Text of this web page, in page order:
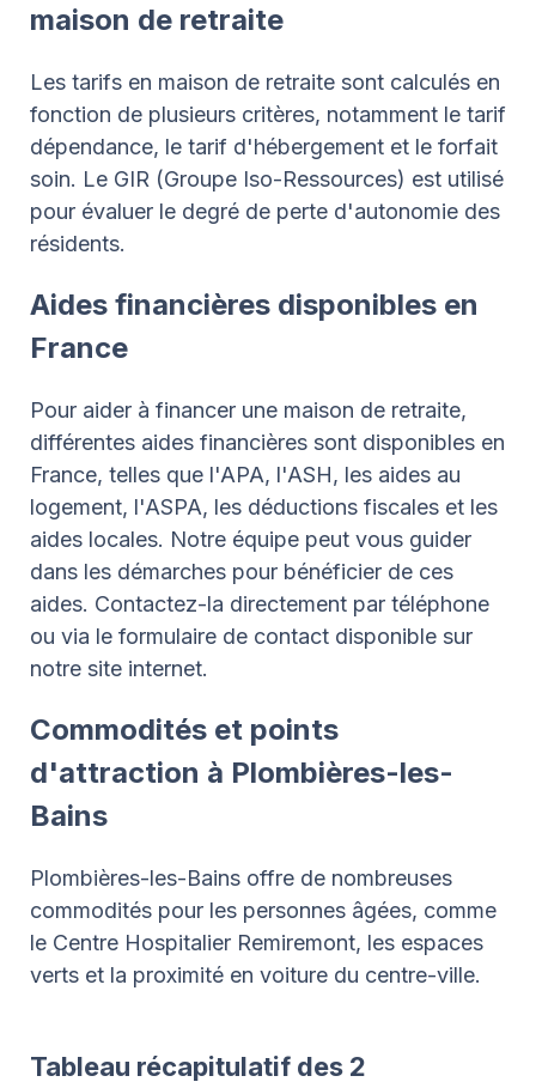
maison de retraite
Les tarifs en maison de retraite sont calculés en
fonction de plusieurs critères, notamment le tarif
dépendance, le tarif d'hébergement et le forfait
soin. Le GIR (Groupe Iso-Ressources) est utilisé
pour évaluer le degré de perte d'autonomie des
résidents.
Aides financières disponibles en
France
Pour aider à financer une maison de retraite,
différentes aides financières sont disponibles en
France, telles que l'APA, l'ASH, les aides au
logement, l'ASPA, les déductions fiscales et les
aides locales. Notre équipe peut vous guider
dans les démarches pour bénéficier de ces
aides. Contactez-la directement par téléphone
ou via le formulaire de contact disponible sur
notre site internet.
Commodités et points
d'attraction à Plombières-les-
Bains
Plombières-les-Bains offre de nombreuses
commodités pour les personnes âgées, comme
le Centre Hospitalier Remiremont, les espaces
verts et la proximité en voiture du centre-ville.
Tableau récapitulatif des 2